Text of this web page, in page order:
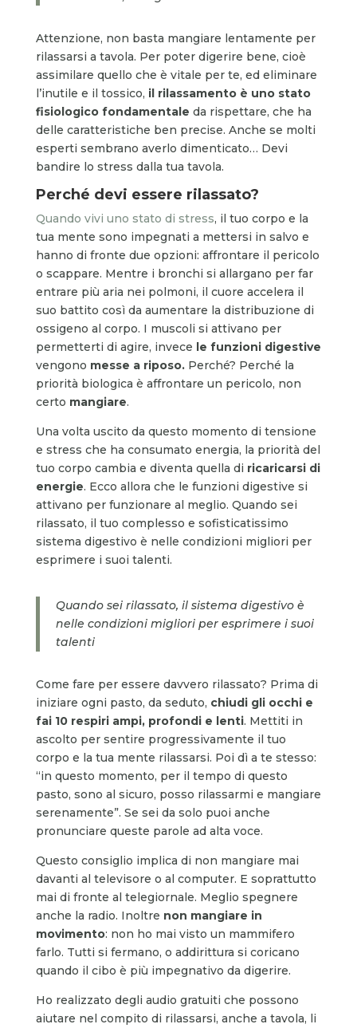
Attenzione, non basta mangiare lentamente per
rilassarsi a tavola. Per poter digerire bene, cioè
assimilare quello che è vitale per te, ed eliminare
l’inutile e il tossico, il rilassamento è uno stato
fisiologico fondamentale da rispettare, che ha
delle caratteristiche ben precise. Anche se molti
esperti sembrano averlo dimenticato… Devi
bandire lo stress dalla tua tavola.
Perché devi essere rilassato?
Quando vivi uno stato di stress, il tuo corpo e la
tua mente sono impegnati a mettersi in salvo e
hanno di fronte due opzioni: affrontare il pericolo
o scappare. Mentre i bronchi si allargano per far
entrare più aria nei polmoni, il cuore accelera il
suo battito così da aumentare la distribuzione di
ossigeno al corpo. I muscoli si attivano per
permetterti di agire, invece le funzioni digestive
vengono messe a riposo. Perché? Perché la
priorità biologica è affrontare un pericolo, non
certo mangiare.
Una volta uscito da questo momento di tensione
e stress che ha consumato energia, la priorità del
tuo corpo cambia e diventa quella di ricaricarsi di
energie. Ecco allora che le funzioni digestive si
attivano per funzionare al meglio. Quando sei
rilassato, il tuo complesso e sofisticatissimo
sistema digestivo è nelle condizioni migliori per
esprimere i suoi talenti.
Quando sei rilassato, il sistema digestivo è
nelle condizioni migliori per esprimere i suoi
talenti
Come fare per essere davvero rilassato? Prima di
iniziare ogni pasto, da seduto, chiudi gli occhi e
fai 10 respiri ampi, profondi e lenti. Mettiti in
ascolto per sentire progressivamente il tuo
corpo e la tua mente rilassarsi. Poi dì a te stesso:
“in questo momento, per il tempo di questo
pasto, sono al sicuro, posso rilassarmi e mangiare
serenamente”. Se sei da solo puoi anche
pronunciare queste parole ad alta voce.
Questo consiglio implica di non mangiare mai
davanti al televisore o al computer. E soprattutto
mai di fronte al telegiornale. Meglio spegnere
anche la radio. Inoltre non mangiare in
movimento: non ho mai visto un mammifero
farlo. Tutti si fermano, o addirittura si coricano
quando il cibo è più impegnativo da digerire.
Ho realizzato degli audio gratuiti che possono
aiutare nel compito di rilassarsi, anche a tavola, li